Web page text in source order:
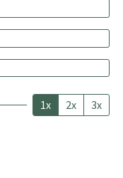
1x 2x 3x